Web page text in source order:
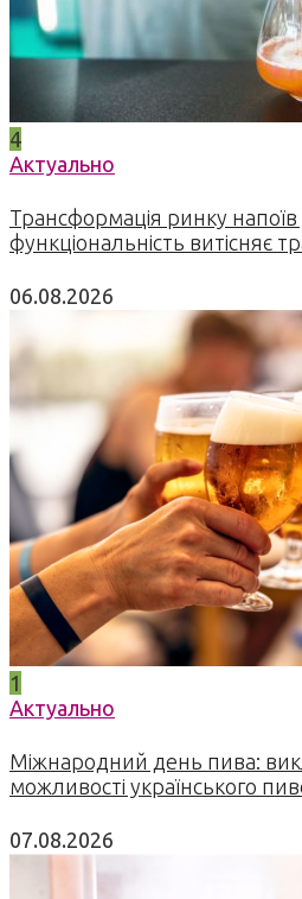
4
Актуально
Трансформація ринку напоїв
функціональність витісняє
06.08.2026
1
Актуально
Міжнародний день пива:
можливості українського
07.08.2026